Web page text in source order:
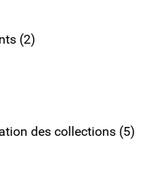
(2)
des collections (5)